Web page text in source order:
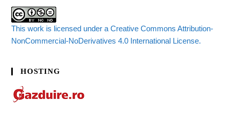
This work is licensed under a Creative Commons Attribution-
NonCommercial-NoDerivatives 4.0 International License.
HOSTING